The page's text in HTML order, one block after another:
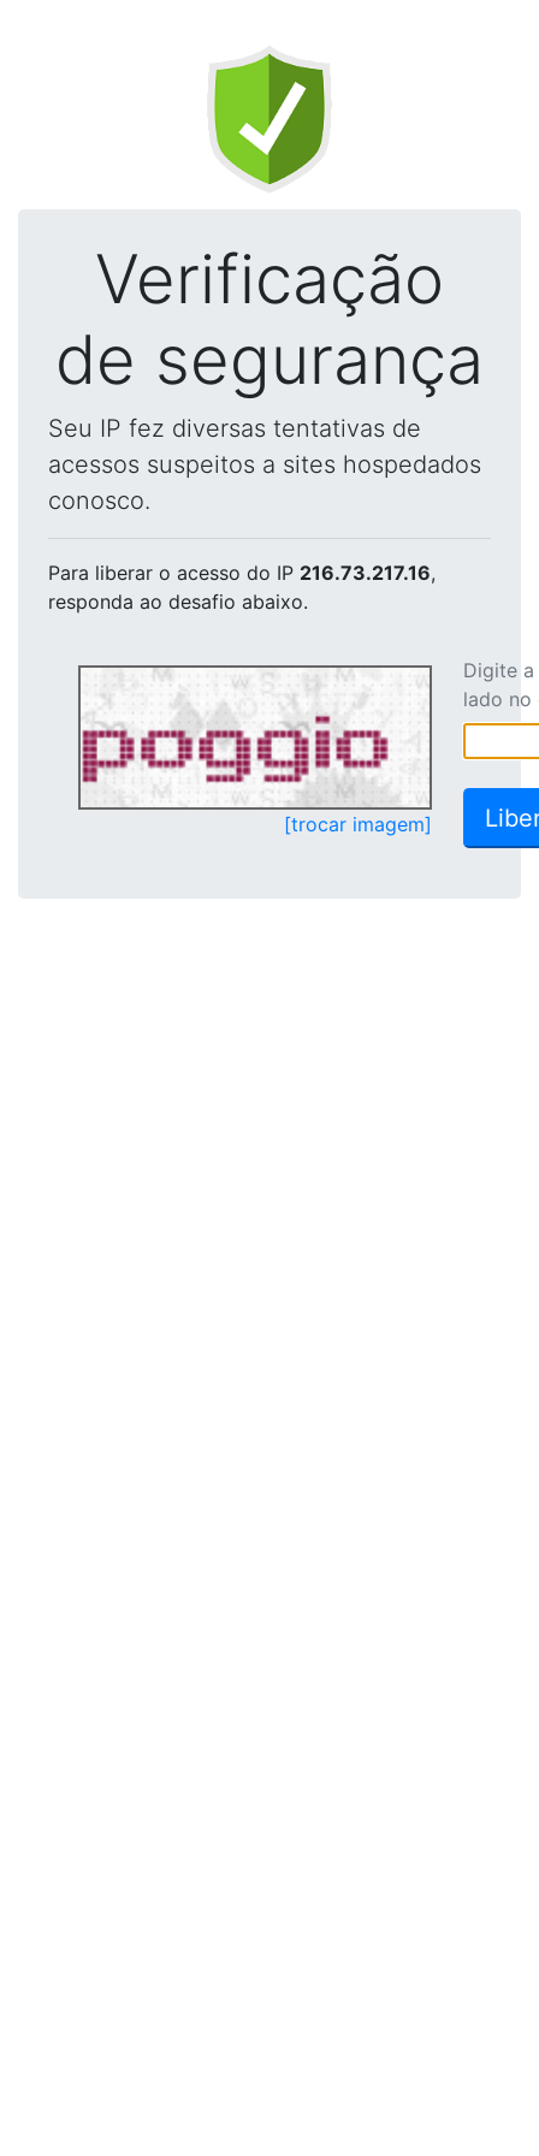
Verificação
de segurança
Seu IP fez diversas tentativas de
acessos suspeitos a sites hospedados
conosco.
Para liberar o acesso do IP 216.73.217.16,
responda ao desafio abaixo.
[trocar imagem]
Digite
lado no